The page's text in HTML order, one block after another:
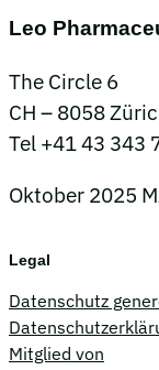
Leo
The Circle 6
CH – 8058
Tel +41 43 343
Oktober 2025
Legal
Datenschutz
Mitglied von